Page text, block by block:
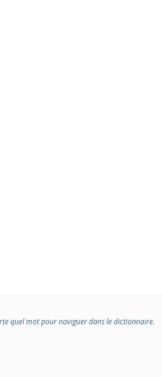
quel mot pour naviguer dans le dictionnaire.